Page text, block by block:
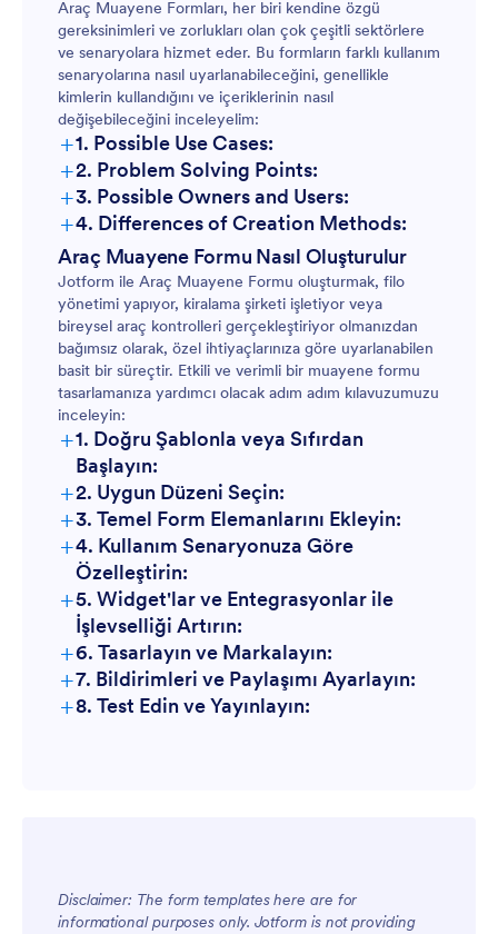
Araç Muayene Formları, her biri kendine özgü
gereksinimleri ve zorlukları olan çok çeşitli sektörlere
ve senaryolara hizmet eder. Bu formların farklı kullanım
senaryolarına nasıl uyarlanabileceğini, genellikle
kimlerin kullandığını ve içeriklerinin nasıl
değişebileceğini inceleyelim:
+1. Possible Use Cases:
Satın Alma Öncesi İncelemeler:
Rutin Bakım Kontrolleri:
Kiralık Araç İncelemeleri:
Kaza veya Hasar Raporları:
Yasal Uyumluluk Kontrolleri:
+2. Problem Solving Points:
+3. Possible Owners and Users:
+4. Differences of Creation Methods:
Araç Muayene Formu Nasıl Oluşturulur
Jotform ile Araç Muayene Formu oluşturmak, filo
yönetimi yapıyor, kiralama şirketi işletiyor veya
bireysel araç kontrolleri gerçekleştiriyor olmanızdan
bağımsız olarak, özel ihtiyaçlarınıza göre uyarlanabilen
basit bir süreçtir. Etkili ve verimli bir muayene formu
tasarlamanıza yardımcı olacak adım adım kılavuzumuzu
inceleyin:
+1. Doğru Şablonla veya Sıfırdan
Başlayın:
+2. Uygun Düzeni Seçin:
+3. Temel Form Elemanlarını Ekleyin:
+4. Kullanım Senaryonuza Göre
Özelleştirin:
+5. Widget'lar ve Entegrasyonlar ile
İşlevselliği Artırın:
+6. Tasarlayın ve Markalayın:
+7. Bildirimleri ve Paylaşımı Ayarlayın:
+8. Test Edin ve Yayınlayın:
Disclaimer: The form templates here are for
informational purposes only. Jotform is not providing